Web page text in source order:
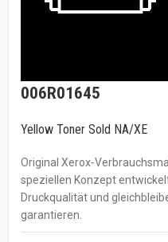
006R01645
Yellow Toner Sold NA/XE
Original Xerox-
speziellen Konzept
Druckqualität und
garantieren.